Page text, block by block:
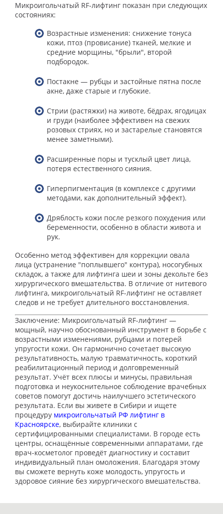
Микроигольчатый RF-лифтинг показан при следующих
состояниях:
Возрастные изменения: снижение тонуса
кожи, птоз (провисание) тканей, мелкие и
средние морщины, "брыли", второй
подбородок.
Постакне — рубцы и застойные пятна после
акне, даже старые и глубокие.
Стрии (растяжки) на животе, бёдрах, ягодицах
и груди (наиболее эффективен на свежих
розовых стриях, но и застарелые становятся
менее заметными).
Расширенные поры и тусклый цвет лица,
потеря естественного сияния.
Гиперпигментация (в комплексе с другими
методами, как дополнительный эффект).
Дряблость кожи после резкого похудения или
беременности, особенно в области живота и
рук.
Особенно метод эффективен для коррекции овала
лица (устранение "поплывшего" контура), носогубных
складок, а также для лифтинга шеи и зоны декольте без
хирургического вмешательства. В отличие от нитевого
лифтинга, микроигольчатый RF-лифтинг не оставляет
следов и не требует длительного восстановления.
Заключение: Микроигольчатый RF-лифтинг —
мощный, научно обоснованный инструмент в борьбе с
возрастными изменениями, рубцами и потерей
упругости кожи. Он гармонично сочетает высокую
результативность, малую травматичность, короткий
реабилитационный период и долговременный
результат. Учёт всех плюсы и минусы, правильная
подготовка и неукоснительное соблюдение врачебных
советов помогут достичь наилучшего эстетического
результата. Если вы живете в Сибири и ищете
процедуру микроигольчатый РФ лифтинг в
Красноярске, выбирайте клиники с
сертифицированными специалистами. В городе есть
центры, оснащённые современными аппаратами, где
врач-косметолог проведёт диагностику и составит
индивидуальный план омоложения. Благодаря этому
вы сможете вернуть коже молодость, упругость и
здоровое сияние без хирургического вмешательства.